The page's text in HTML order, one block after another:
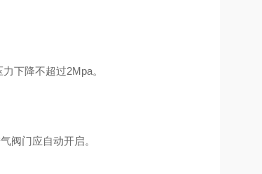
下降不超过2Mpa。
阀门应自动开启。